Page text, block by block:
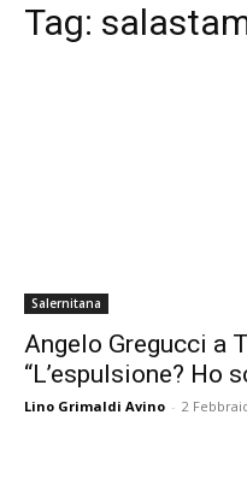
Tag:
Salernitana
Angelo Gregucci a
“L’espulsione? Ho
Lino Grimaldi Avino - 2